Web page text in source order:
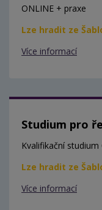
ONLINE + praxe
Lze hradit ze
Více informací
Studium pro
Kvalifikační studium
Lze hradit ze
Více informací